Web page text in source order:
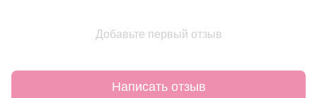
Добавьте первый отзыв
Написать отзыв